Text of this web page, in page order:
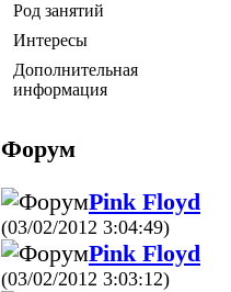
Род занятий
Интересы
Дополнительная
информация
Форум
Pink Floyd
(03/02/2012 3:04:49)
Pink Floyd
(03/02/2012 3:03:12)